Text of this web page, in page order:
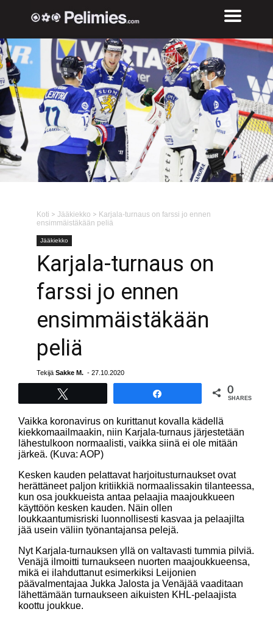
Koti > Jääkiekko > Karjala-turnaus on farssi jo ennen
ensimmäistäkään peliä
Jääkiekko
Karjala-turnaus on
farssi jo ennen
ensimmäistäkään
peliä
Tekijä Sakke M. - 27.10.2020
0
SHARES
Vaikka koronavirus on kurittanut kovalla kädellä
kiekkomaailmaakin, niin Karjala-turnaus järjestetään
lähestulkoon normaalisti, vaikka siinä ei ole mitään
järkeä. (Kuva: AOP)
Kesken kauden pelattavat harjoitusturnaukset ovat
herättäneet paljon kritiikkiä normaalissakin tilanteessa,
kun osa joukkueista antaa pelaajia maajoukkueen
käyttöön kesken kauden. Näin ollen
loukkaantumisriski luonnollisesti kasvaa ja pelaajilta
jää usein väliin työnantajansa pelejä.
Nyt Karjala-turnauksen yllä on valtavasti tummia pilviä.
Venäjä ilmoitti turnaukseen nuorten maajoukkueensa,
mikä ei ilahduttanut esimerkiksi Leijonien
päävalmentajaa Jukka Jalosta ja Venäjää vaaditaan
lähettämään turnaukseen aikuisten KHL-pelaajista
koottu joukkue.